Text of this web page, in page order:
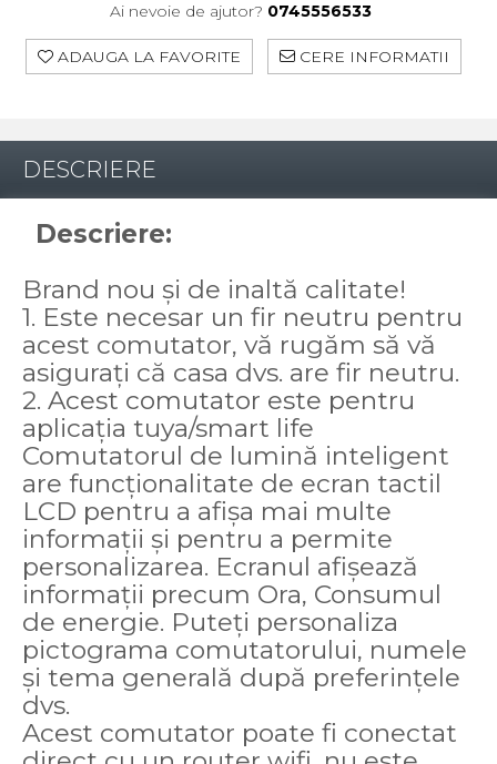
Ai nevoie de ajutor? 0745556533
ADAUGA LA FAVORITE CERE INFORMATII
DESCRIERE
Descriere:
Brand nou și de inaltă calitate!
1. Este necesar un fir neutru pentru
acest comutator, vă rugăm să vă
asigurați că casa dvs. are fir neutru.
2. Acest comutator este pentru
aplicația tuya/smart life
Comutatorul de lumină inteligent
are funcționalitate de ecran tactil
LCD pentru a afișa mai multe
informații și pentru a permite
personalizarea. Ecranul afișează
informații precum Ora, Consumul
de energie. Puteți personaliza
pictograma comutatorului, numele
și tema generală după preferințele
dvs.
Acest comutator poate fi conectat